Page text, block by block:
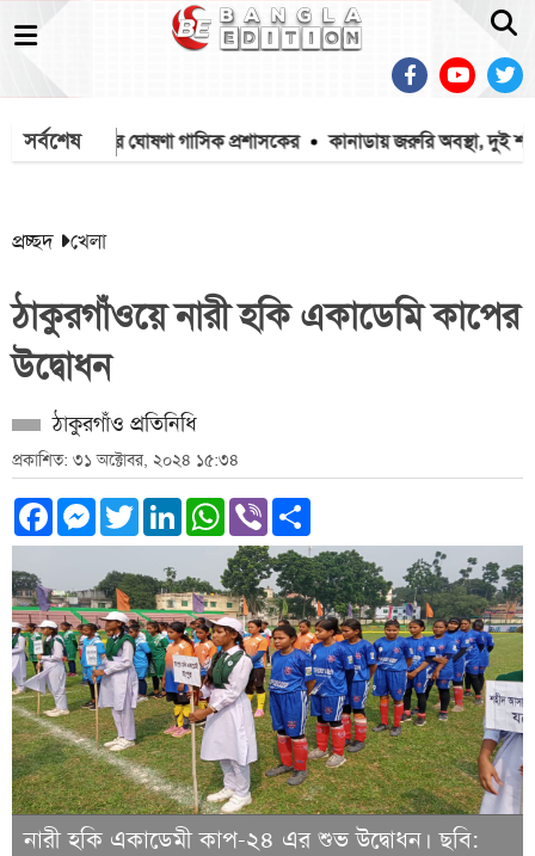
সর্বশেষ
দেয়ার ঘোষণা গাসিক প্রশাসকের কানাডায় জরুরি অবস্থা, দুই শহরের
প্রচ্ছদ খেলা
ঠাকুরগাঁওয়ে নারী হকি একাডেমি কাপের
উদ্বোধন
ঠাকুরগাঁও প্রতিনিধি
প্রকাশিত: ৩১ অক্টোবর, ২০২৪ ১৫:৩৪
Facebook
Messenger
TwitterLinkedInWhatsApp
Viber
নারী হকি একাডেমী কাপ-২৪ এর শুভ উদ্বোধন। ছবি: